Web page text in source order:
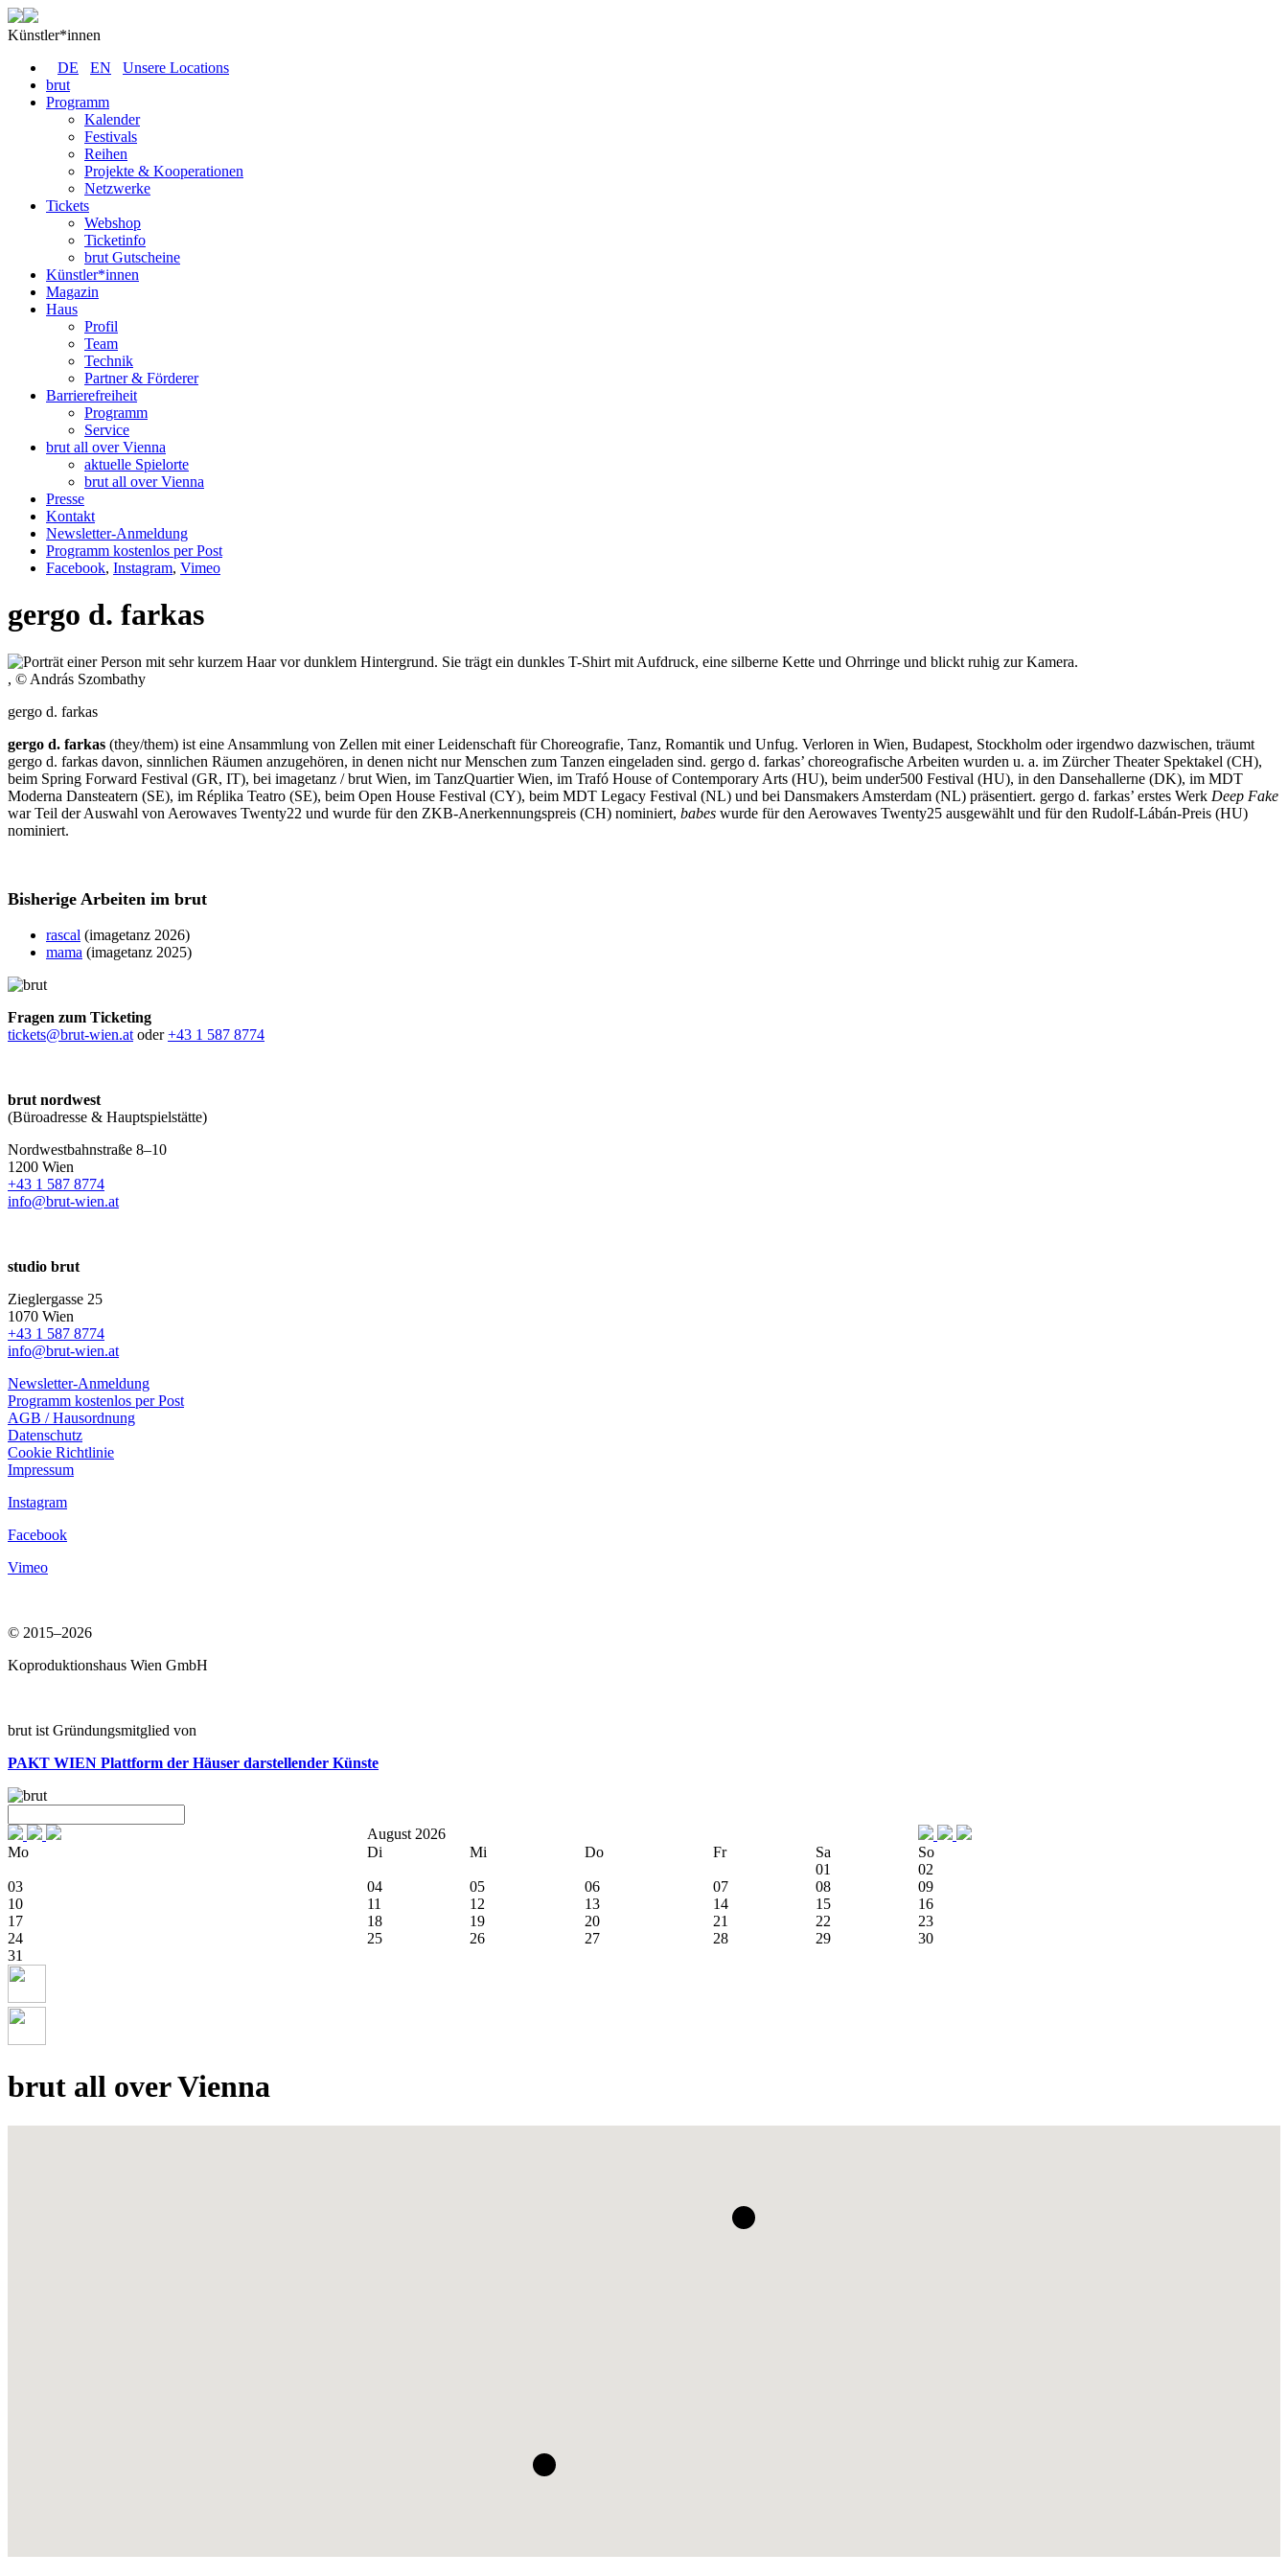
Künstler*innen
DE
EN
Unsere Locations
brut
Programm
Kalender
Festivals
Reihen
Projekte & Kooperationen
Netzwerke
Tickets
Webshop
Ticketinfo
brut Gutscheine
Künstler*innen
Magazin
Haus
Profil
Team
Technik
Partner & Förderer
Barrierefreiheit
Programm
Service
brut all over Vienna
aktuelle Spielorte
brut all over Vienna
Presse
Kontakt
Newsletter-Anmeldung
Programm kostenlos per Post
Facebook, Instagram, Vimeo
gergo d. farkas
, © András Szombathy
gergo d. farkas
gergo d. farkas (they/them) ist eine Ansammlung von Zellen mit einer Leidenschaft für Choreografie, Tanz, Romantik und Unfug. Verloren in Wien, Budapest, Stockholm oder irgendwo dazwischen, träumt
gergo d. farkas davon, sinnlichen Räumen anzugehören, in denen nicht nur Menschen zum Tanzen eingeladen sind. gergo d. farkas’ choreografische Arbeiten wurden u. a. im Zürcher Theater Spektakel (CH),
beim Spring Forward Festival (GR, IT), bei imagetanz / brut Wien, im TanzQuartier Wien, im Trafó House of Contemporary Arts (HU), beim under500 Festival (HU), in den Dansehallerne (DK), im MDT
Moderna Dansteatern (SE), im Réplika Teatro (SE), beim Open House Festival (CY), beim MDT Legacy Festival (NL) und bei Dansmakers Amsterdam (NL) präsentiert. gergo d. farkas’ erstes Werk Deep Fake
war Teil der Auswahl von Aerowaves Twenty22 und wurde für den ZKB-Anerkennungspreis (CH) nominiert, babes wurde für den Aerowaves Twenty25 ausgewählt und für den Rudolf-Lábán-Preis (HU)
nominiert.
Bisherige Arbeiten im brut
rascal (imagetanz 2026)
mama (imagetanz 2025)
Fragen zum Ticketing
tickets@brut-wien.at oder+43 1 587 8774
brut nordwest
(Büroadresse & Hauptspielstätte)
Nordwestbahnstraße 8–10
1200 Wien
+43 1 587 8774
info@brut-wien.at
studio brut
Zieglergasse 25
1070 Wien
+43 1 587 8774
info@brut-wien.at
Newsletter-Anmeldung
Programm kostenlos per Post
AGB / Hausordnung
Datenschutz
Cookie Richtlinie
Impressum
Instagram
Facebook
Vimeo
© 2015–2026
Koproduktionshaus Wien GmbH
brut ist Gründungsmitglied von
PAKT WIEN Plattform der Häuser darstellender Künste
August 2026
Mo
Di Mi Do Fr Sa
So
01
02
03
04 05 06 07 08
09
10
11 12 13 14 15
16
17
18 19 20 21 22
23
24
25 26 27 28 29
30
31
brut all over Vienna